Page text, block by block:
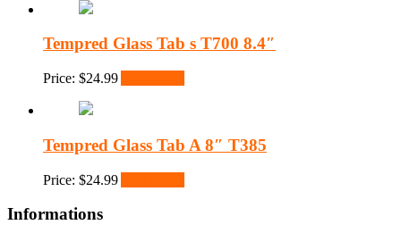
Tempred Glass Tab s T700 8.4″
Price: $24.99
Tempred Glass Tab A 8″ T385
Price: $24.99
Informations